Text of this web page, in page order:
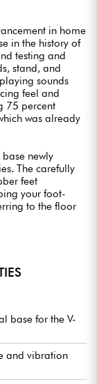
in home
in the history of
testing and
stand, and
sounds
feel and
75 percent
was already
newly
The carefully
feet
your foot-
to the floor
base for the V-
and vibration